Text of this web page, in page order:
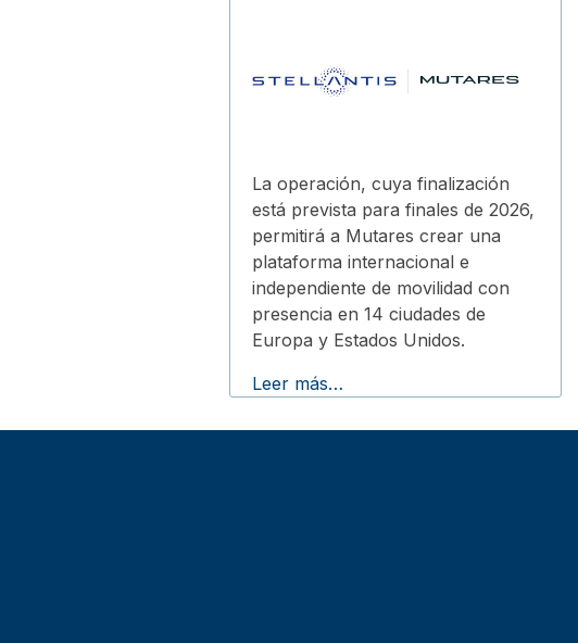
La operación, cuya finalización
está prevista para finales de 2026,
permitirá a Mutares crear una
plataforma internacional e
independiente de movilidad con
presencia en 14 ciudades de
Europa y Estados Unidos.
Leer más…